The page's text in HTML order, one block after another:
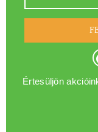
Értesüljön